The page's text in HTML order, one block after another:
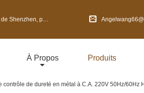
Guangdong, Chine
À Propos Produits
contrôle de dureté en métal à C.A. 220V 50Hz/60Hz